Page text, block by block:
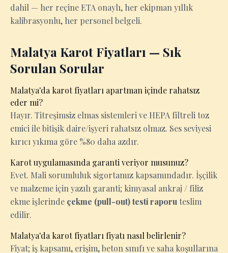
dahil — her reçine ETA onaylı, her ekipman yıllık
kalibrasyonlu, her personel belgeli.
Malatya Karot Fiyatları — Sık
Sorulan Sorular
Malatya'da karot fiyatları apartman içinde rahatsız
eder mi?
Hayır. Titreşimsiz elmas sistemleri ve HEPA filtreli toz
emici ile bitişik daire/işyeri rahatsız olmaz. Ses seviyesi
kırıcı yıkıma göre %80 daha azdır.
Karot uygulamasında garanti veriyor musunuz?
Evet. Mali sorumluluk sigortamız kapsamındadır. İşçilik
ve malzeme için yazılı garanti; kimyasal ankraj / filiz
ekme işlerinde çekme (pull-out) testi raporu teslim
edilir.
Malatya'da karot fiyatları fiyatı nasıl belirlenir?
Fiyat; iş kapsamı, erişim, beton sınıfı ve saha koşullarına